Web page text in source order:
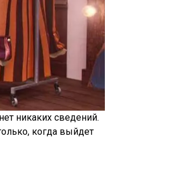
никаких сведений.
когда выйдет